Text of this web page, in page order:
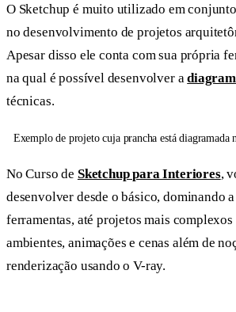
O Sketchup é muito utilizado em
no desenvolvimento de projetos
Apesar disso ele conta com sua própria
na qual é possível desenvolver a
técnicas.
Exemplo de projeto cuja prancha está diagramada
No Curso de Sketchup para Interiores,
desenvolver desde o básico, dominando
ferramentas, até projetos mais
ambientes, animações e cenas além de
renderização usando o V-ray.